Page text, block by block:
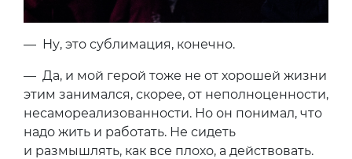
— Ну, это сублимация, конечно.
— Да, и мой герой тоже не от хорошей жизни
этим занимался, скорее, от неполноценности,
несамореализованности. Но он понимал, что
надо жить и работать. Не сидеть
и размышлять, как все плохо, а действовать.